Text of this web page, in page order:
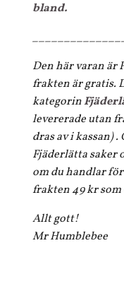
bland.
Den här varan är
frakten är gratis.
kategorin
levererade utan
dras av i kassan)
Fjäderlätta saker
om du handlar
frakten 49 kr
Allt gott!
Mr Humblebee